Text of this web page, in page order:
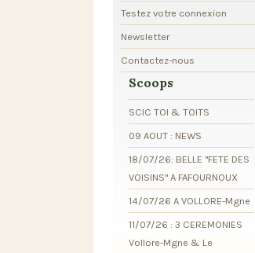
Testez votre connexion
Newsletter
Contactez-nous
Scoops
SCIC TOI & TOITS
09 AOUT : NEWS
18/07/26: BELLE "FETE DES
VOISINS" A FAFOURNOUX
14/07/26 A VOLLORE-Mgne
11/07/26 : 3 CEREMONIES
Vollore-Mgne & Le